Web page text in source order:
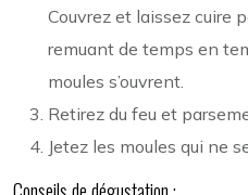
Couvrez et laissez cuire
remuant de temps en
moules s’ouvrent.
Retirez du feu et
Jetez les moules qui ne